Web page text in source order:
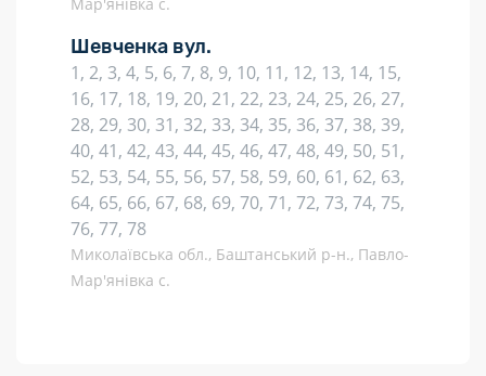
Шевченка вул.
1, 2, 3, 4, 5, 6, 7, 8, 9, 10, 11, 12, 13, 14, 15,
16, 17, 18, 19, 20, 21, 22, 23, 24, 25, 26, 27,
28, 29, 30, 31, 32, 33, 34, 35, 36, 37, 38, 39,
40, 41, 42, 43, 44, 45, 46, 47, 48, 49, 50, 51,
52, 53, 54, 55, 56, 57, 58, 59, 60, 61, 62, 63,
64, 65, 66, 67, 68, 69, 70, 71, 72, 73, 74, 75,
76, 77, 78
Миколаївська обл., Баштанський р-н., Павло-
Мар'янівка с.